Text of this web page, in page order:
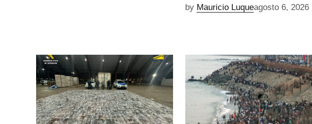
by Mauricio Luqueagosto 6, 2026